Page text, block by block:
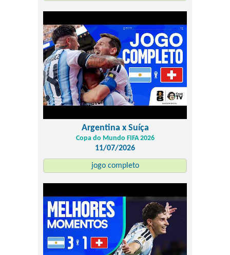
Argentina x Suíça
Copa do Mundo FIFA 2026
11/07/2026
jogo completo